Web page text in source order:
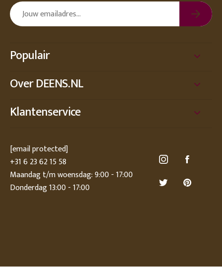
Populair
Over DEENS.NL
Klantenservice
[email protected]
+31 6 23 62 15 58
Maandag t/m woensdag: 9:00 - 17:00
Donderdag 13:00 - 17:00